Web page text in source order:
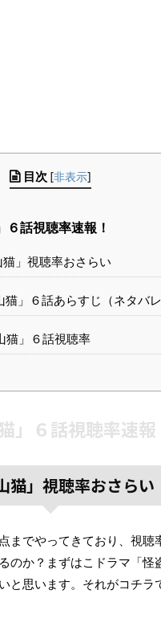
目次 [非表示]
６話視聴率速報！
猫」視聴率おさらい
猫」６話あらすじ（ネタバレ
猫」６話視聴率
」６話視聴率速報
猫」視聴率おさらい
までやってきており、視聴
のか？まずはこドラマ「怪
と思います。それがコチラ